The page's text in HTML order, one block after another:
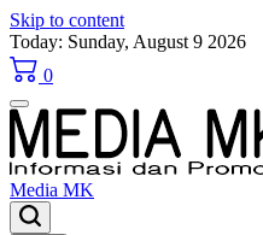
Skip to content
Today: Sunday, August 9 2026
0
Media MK